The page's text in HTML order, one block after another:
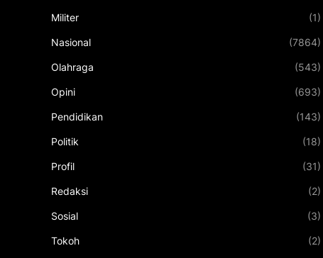
Militer (1)
Nasional (7864)
Olahraga (543)
Opini (693)
Pendidikan (143)
Politik (18)
Profil (31)
Redaksi (2)
Sosial (3)
Tokoh (2)